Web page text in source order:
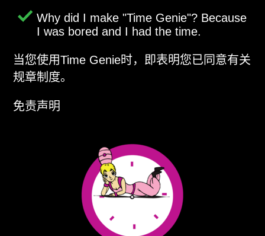
Why did I make Time Genie ? Because
I was bored and I had the time.
当您使用Time Genie时，即表明您已同意有关
规章制度。
免责声明